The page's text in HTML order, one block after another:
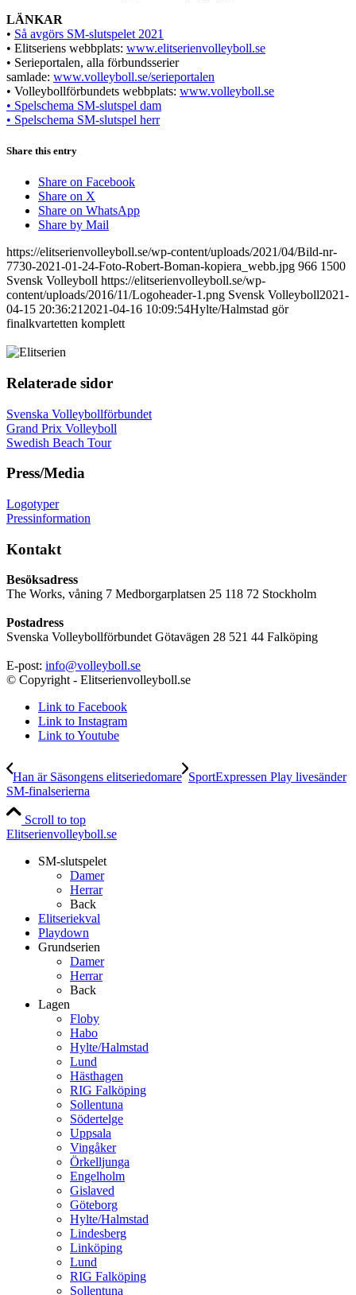
LÄNKAR
• Så avgörs SM-slutspelet 2021
• Elitseriens webbplats: www.elitserienvolleyboll.se
• Serieportalen, alla förbundsserier
samlade: www.volleyboll.se/serieportalen
• Volleybollförbundets webbplats: www.volleyboll.se
• Spelschema SM-slutspel dam
• Spelschema SM-slutspel herr
Share this entry
Share on Facebook
Share on X
Share on WhatsApp
Share by Mail
https://elitserienvolleyboll.se/wp-content/uploads/2021/04/Bild-nr-
7730-2021-01-24-Foto-Robert-Boman-kopiera_webb.jpg 966 1500
Svensk Volleyboll https://elitserienvolleyboll.se/wp-
content/uploads/2016/11/Logoheader-1.png Svensk Volleyboll2021-
04-15 20:36:21 2021-04-16 10:09:54Hylte/Halmstad gör
finalkvartetten komplett
Relaterade sidor
Svenska Volleybollförbundet
Grand Prix Volleyboll
Swedish Beach Tour
Press/Media
Logotyper
Pressinformation
Kontakt
Besöksadress
The Works, våning 7 Medborgarplatsen 25 118 72 Stockholm
Postadress
Svenska Volleybollförbundet Götavägen 28 521 44 Falköping
E-post: info@volleyboll.se
© Copyright - Elitserienvolleyboll.se
Link to Facebook
Link to Instagram
Link to Youtube
Han är Säsongens elitseriedomare SportExpressen Play livesänder
SM-finalserierna
Scroll to top
Elitserienvolleyboll.se
SM-slutspelet
Damer
Herrar
Back
Elitseriekval
Playdown
Grundserien
Damer
Herrar
Back
Lagen
Floby
Habo
Hylte/Halmstad
Lund
Hästhagen
RIG Falköping
Sollentuna
Södertelge
Uppsala
Vingåker
Örkelljunga
Engelholm
Gislaved
Göteborg
Hylte/Halmstad
Lindesberg
Linköping
Lund
RIG Falköping
Sollentuna